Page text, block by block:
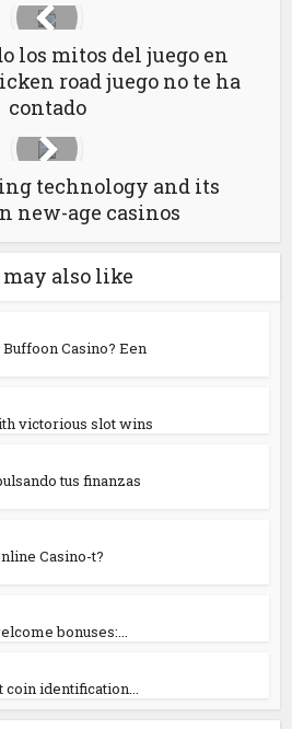
los mitos del juego en
road juego no te ha
contado
technology and its
new-age casinos
may also like
Casino? Een
victorious slot wins
tus finanzas
Casino-t?
bonuses:...
identification...